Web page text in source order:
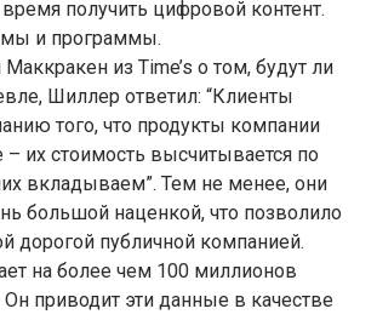
получить цифровой контент.
и программы.
из Time’s о том, будут ли
Шиллер ответил: “Клиенты
того, что продукты компании
– их стоимость высчитывается по
вкладываем”. Тем не менее, они
большой наценкой, что позволило
дорогой публичной компанией.
на более чем 100 миллионов
приводит эти данные в качестве